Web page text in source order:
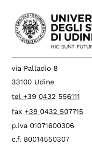
via Palladio 8
33100 Udine
tel +39 0432 556111
fax +39 0432 507715
p.iva 01071600306
c.f. 80014550307